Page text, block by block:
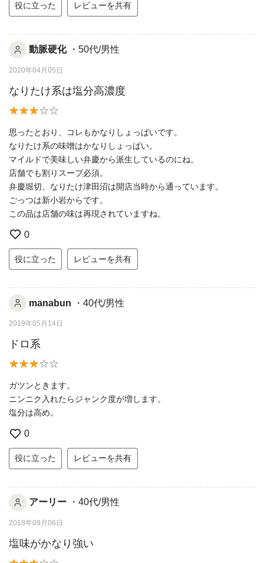
役に立った レビューを共有
動脈硬化 ・50代/男性
2020年04月05日
なりたけ系は塩分高濃度
思ったとおり、コレもかなりしょっぱいです。
なりたけ系の味噌はかなりしょっぱい。
マイルドで美味しい弁慶から派生しているのにね。
店舗でも割りスープ必須。
弁慶堀切、なりたけ津田沼は開店当時から通っています。
ごっつは新小岩からです。
この品は店舗の味は再現されていますね。
0
役に立った レビューを共有
manabun ・40代/男性
2019年05月14日
ドロ系
ガツンときます。
ニンニク入れたらジャンク度が増します。
塩分は高め。
0
役に立った レビューを共有
アーリー ・40代/男性
2018年09月06日
塩味がかなり強い